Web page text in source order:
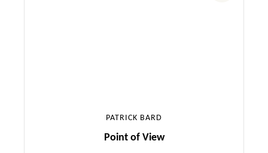
PATRICK BARD
Point of View